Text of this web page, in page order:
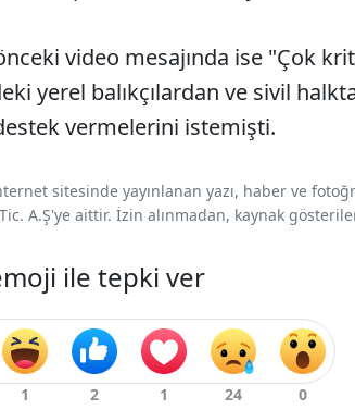
video mesajında ise "Çok
yerel balıkçılardan ve sivil
vermelerini istemişti.
sitesinde yayınlanan yazı, haber ve
A.Ş'ye aittir. İzin alınmadan, kaynak
ile tepki ver